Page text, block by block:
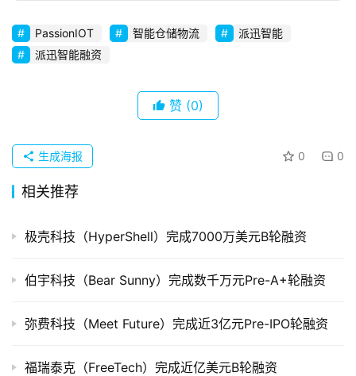
企
业
布
并
重
组
公
上
登录
PassionIOT 智能仓储物流
派迅智能
派迅智能融资
赞 (0)
0 0
生成海报
相关推荐
极壳科技（HyperShell）完成7000万美元B轮融资
伯宇科技（Bear Sunny）完成数千万元Pre-A+轮融资
弥费科技（Meet Future）完成近3亿元Pre-IPO轮融资
福瑞泰克（FreeTech）完成近亿美元B轮融资